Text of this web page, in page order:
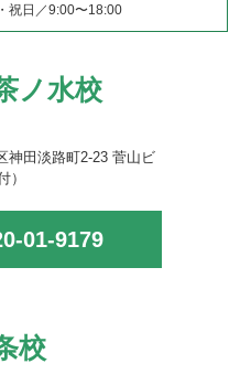
祝日／9:00〜18:00
ノ水校
神田淡路町2-23 菅山ビ
）
01-9179
校